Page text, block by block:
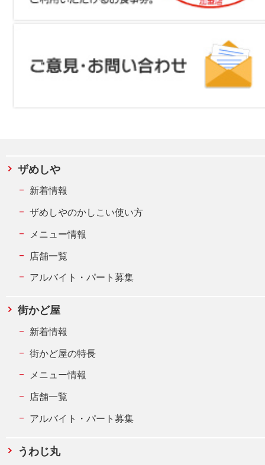
ザめしや
新着情報
ザめしやのかしこい使い方
メニュー情報
店舗一覧
アルバイト・パート募集
街かど屋
新着情報
街かど屋の特長
メニュー情報
店舗一覧
アルバイト・パート募集
うわじ丸